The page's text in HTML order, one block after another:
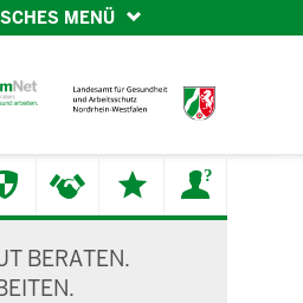
MENÜ
BERATEN.